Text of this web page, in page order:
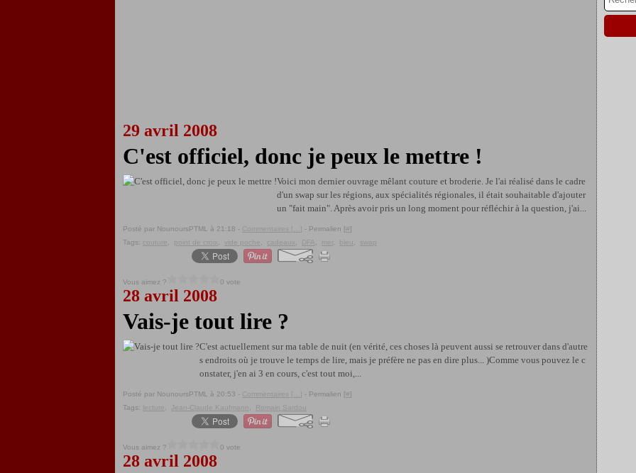
29 avril 2008
C'est officiel, donc je peux le mettre !
Voici mon dernier ouvrage mêlant couture et broderie. Je l'ai réalisé dans le cadre
d'un swap sur les régions, aux spécialités régionales, il était souhaitable d'ajouter
un "fait main". Après avoir pris un long moment pour réfléchir à la question, j'ai...
Posté par NounoursPTML à 21:18 - Commentaires [ ] - Permalien [#]
Tags:
couture point de croix vide poche cadeaux DFA mer bleu swap
Vous aimez ? 0 vote
28 avril 2008
Vais-je tout lire ?
C'est actuellement sur ma table de nuit (en vérité, ces choses là peuvent aussi se retrouver dans d'autre
s endroits où je trouve le temps de lire, mais je préfère ne pas en dire plus... )Comme vous pouvez le c
onstater, j'en ai 3 en cours, c'est tout moi,...
Posté par NounoursPTML à 20:53 - Commentaires [ ] - Permalien [#]
Tags:
lecture Jean-Claude Kaufmann Romain Sardou
Vous aimez ? 0 vote
28 avril 2008